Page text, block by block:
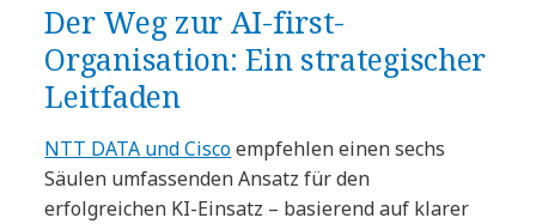
Der Weg zur AI-first-
Organisation: Ein strategischer
Leitfaden
NTT DATA und Ciscoempfehlen einen sechs
Säulen umfassenden Ansatz für den
erfolgreichen KI-Einsatz – basierend auf klarer